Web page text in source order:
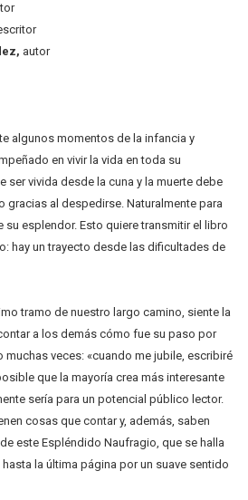
autor
algunos momentos de la infancia y
en vivir la vida en toda su
ser vivida desde la cuna y la muerte debe
gracias al despedirse. Naturalmente para
su esplendor. Esto quiere transmitir el libro
hay un trayecto desde las dificultades de
tramo de nuestro largo camino, siente la
a los demás cómo fue su paso por
veces: «cuando me jubile, escribiré
que la mayoría crea más interesante
sería para un potencial público lector.
cosas que contar y, además, saben
este Espléndido Naufragio, que se halla
la última página por un suave sentido